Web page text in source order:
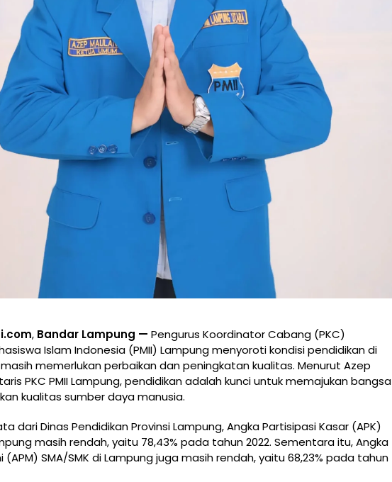
, Bandar Lampung — Pengurus Koordinator Cabang (PKC)
Islam Indonesia (PMII) Lampung menyoroti kondisi pendidikan di
memerlukan perbaikan dan peningkatan kualitas. Menurut Azep
PKC PMII Lampung, pendidikan adalah kunci untuk memajukan bangsa
kualitas sumber daya manusia.
dari Dinas Pendidikan Provinsi Lampung, Angka Partisipasi Kasar (APK)
masih rendah, yaitu 78,43% pada tahun 2022. Sementara itu, Angka
(APM) SMA/SMK di Lampung juga masih rendah, yaitu 68,23% pada tahun